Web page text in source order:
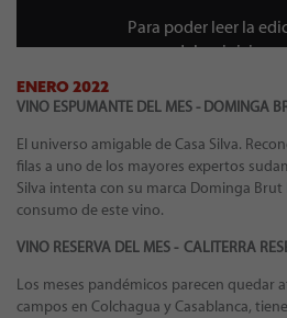
Para poder leer la
debes iniciar
ENERO 2022
VINO ESPUMANTE DEL MES - DOMINGA
El universo amigable de Casa Silva.
filas a uno de los mayores expertos
Silva intenta con su marca Dominga Brut
consumo de este vino.
VINO RESERVA DEL MES - CALITERRA
Los meses pandémicos parecen quedar
campos en Colchagua y Casablanca,